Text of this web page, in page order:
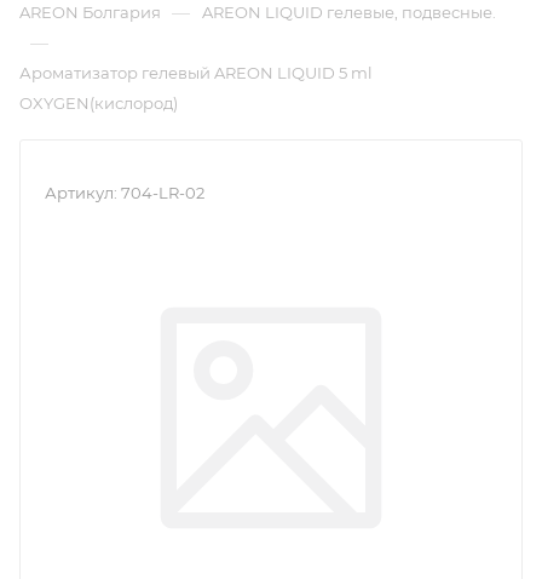
AREON Болгария — AREON LIQUID гелевые, подвесные.
—
Ароматизатор гелевый AREON LIQUID 5 ml
OXYGEN(кислород)
Артикул: 704-LR-02